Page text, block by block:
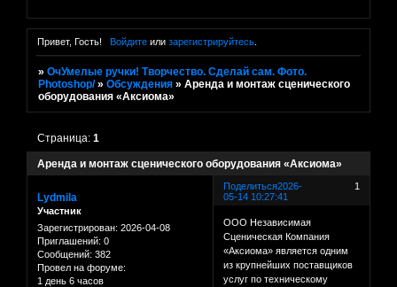
Привет, Гость! Войдитеили зарегистрируйтесь.
»ОчУмелые ручки! Творчество. Сделай сам. Фото.
Photoshop/ »Обсуждения »Аренда и монтаж сценического
оборудования «Аксиома»
Аренда и монтаж сценического оборудования «Аксиома»
Страница:1
Поделиться 1
2026-
05-14 10:27:41
Lydmila
Участник
Зарегистрирован: 2026-04-08
Приглашений: 0
Сообщений: 382
Провел на форуме:
1 день 6 часов
ООО Независимая
Сценическая Компания
«Аксиома» является одним
из крупнейших поставщиков
услуг по техническому